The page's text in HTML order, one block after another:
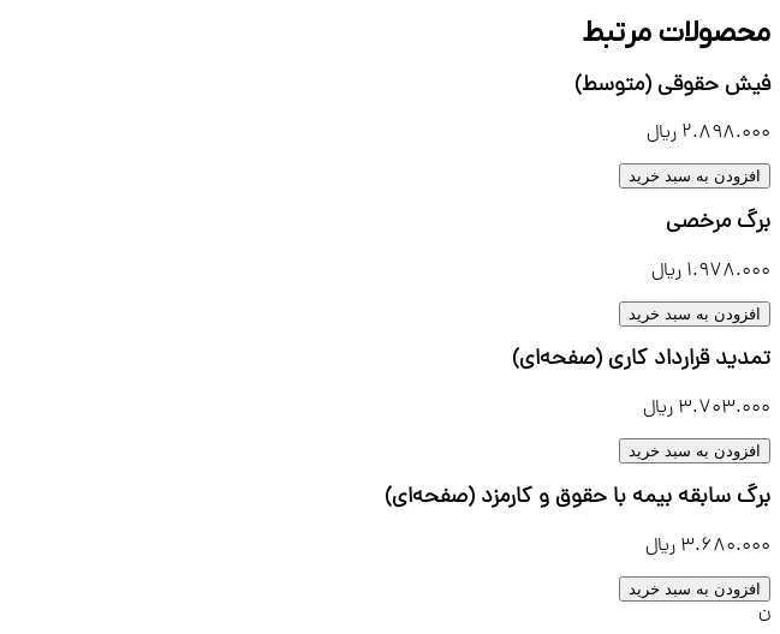
محصولات مرتبط
فیش حقوقی (متوسط)
2.898.000 ریال
افزودن به سبد خرید
برگ مرخصی
1.978.000 ریال
افزودن به سبد خرید
تمدید قرارداد کاری (صفحه‌ای)
3.703.000 ریال
افزودن به سبد خرید
برگ سابقه بیمه با حقوق و کارمزد (صفحه‌ای)
3.680.000 ریال
افزودن به سبد خرید
ن